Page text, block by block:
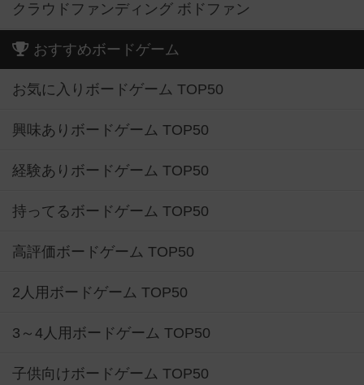
クラウドファンディング ボドファン
おすすめボードゲーム
お気に入りボードゲーム TOP50
興味ありボードゲーム TOP50
経験ありボードゲーム TOP50
持ってるボードゲーム TOP50
高評価ボードゲーム TOP50
2人用ボードゲーム TOP50
3～4人用ボードゲーム TOP50
子供向けボードゲーム TOP50